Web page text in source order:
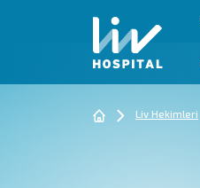
Liv Hekimleri